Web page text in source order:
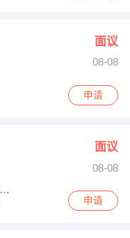
面议
08-08
申请
面议
08-08
云南省久泰药业有限公司红河分公司
申请